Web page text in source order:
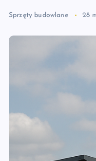
Sprzęty budowlane 28